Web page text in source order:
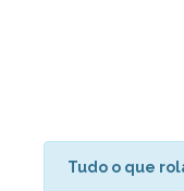
Tudo o que